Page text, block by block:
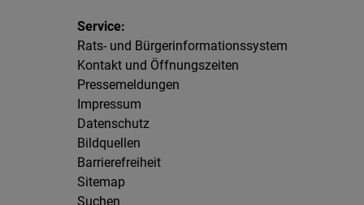
Rats- und Bürgerinformationssystem
Kontakt und Öffnungszeiten
Pressemeldungen
Impressum
Datenschutz
Bildquellen
Barrierefreiheit
Sitemap
Suchen